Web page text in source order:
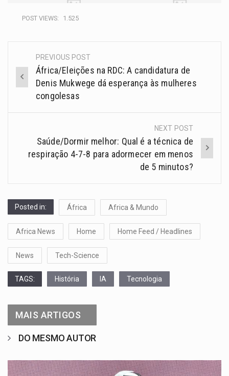
POST VIEWS: 1.525
PREVIOUS POST
África/Eleições na RDC: A candidatura de
Denis Mukwege dá esperança às mulheres
congolesas
NEXT POST
Saúde/Dormir melhor: Qual é a técnica de
respiração 4-7-8 para adormecer em menos
de 5 minutos?
Posted in: África Africa & Mundo
Africa News Home Home Feed / Headlines
News Tech-Science
TAGS: História IA Tecnologia
MAIS ARTIGOS
DO MESMO AUTOR